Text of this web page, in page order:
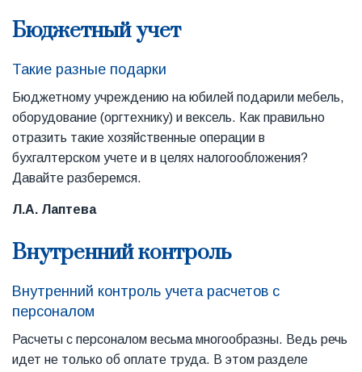
Бюджетный учет
Такие разные подарки
Бюджетному учреждению на юбилей подарили мебель,
оборудование (оргтехнику) и вексель. Как правильно
отразить такие хозяйственные операции в
бухгалтерском учете и в целях налогообложения?
Давайте разберемся.
Л.А. Лаптева
Внутренний контроль
Внутренний контроль учета расчетов с
персоналом
Расчеты с персоналом весьма многообразны. Ведь речь
идет не только об оплате труда. В этом разделе